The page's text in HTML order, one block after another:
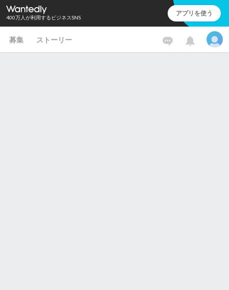
400万人が利用するビジネスSNS アプリを使う
募集 ストーリー